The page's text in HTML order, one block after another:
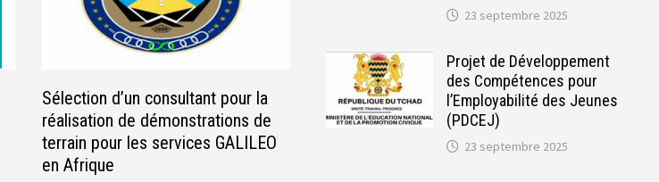
Sélection d’un consultant pour la
réalisation de démonstrations de
terrain pour les services GALILEO
en Afrique
23 septembre 2025
Projet de Développement
des Compétences pour
l’Employabilité des Jeunes
(PDCEJ)
23 septembre 2025